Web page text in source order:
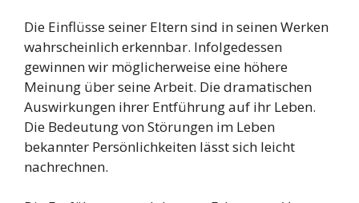
Die Einflüsse seiner Eltern sind in seinen Werken
wahrscheinlich erkennbar. Infolgedessen
gewinnen wir möglicherweise eine höhere
Meinung über seine Arbeit. Die dramatischen
Auswirkungen ihrer Entführung auf ihr Leben.
Die Bedeutung von Störungen im Leben
bekannter Persönlichkeiten lässt sich leicht
nachrechnen.